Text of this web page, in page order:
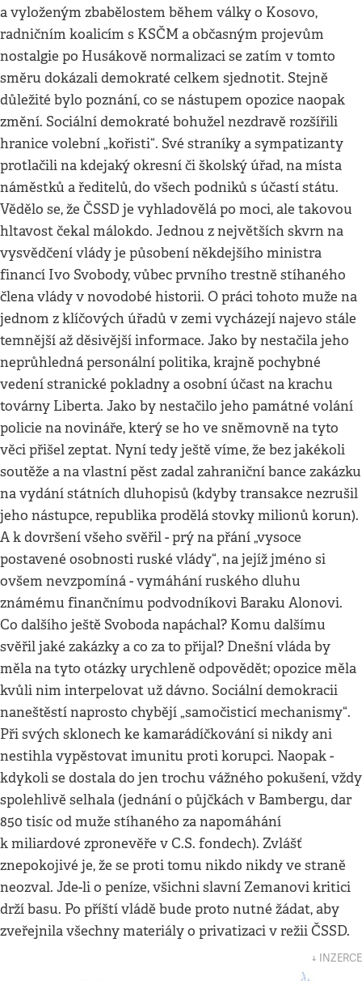
a vyloženým zbabělostem během války o Kosovo,
radničním koalicím s KSČM a občasným projevům
nostalgie po Husákově normalizaci se zatím v tomto
směru dokázali demokraté celkem sjednotit. Stejně
důležité bylo poznání, co se nástupem opozice naopak
změní. Sociální demokraté bohužel nezdravě rozšířili
hranice volební „kořisti“. Své straníky a sympatizanty
protlačili na kdejaký okresní či školský úřad, na místa
náměstků a ředitelů, do všech podniků s účastí státu.
Vědělo se, že ČSSD je vyhladovělá po moci, ale takovou
hltavost čekal málokdo. Jednou z největších skvrn na
vysvědčení vlády je působení někdejšího ministra
financí Ivo Svobody, vůbec prvního trestně stíhaného
člena vlády v novodobé historii. O práci tohoto muže na
jednom z klíčových úřadů v zemi vycházejí najevo stále
temnější až děsivější informace. Jako by nestačila jeho
neprůhledná personální politika, krajně pochybné
vedení stranické pokladny a osobní účast na krachu
továrny Liberta. Jako by nestačilo jeho památné volání
policie na novináře, který se ho ve sněmovně na tyto
věci přišel zeptat. Nyní tedy ještě víme, že bez jakékoli
soutěže a na vlastní pěst zadal zahraniční bance zakázku
na vydání státních dluhopisů (kdyby transakce nezrušil
jeho nástupce, republika prodělá stovky milionů korun).
A k dovršení všeho svěřil - prý na přání „vysoce
postavené osobnosti ruské vlády“, na jejíž jméno si
ovšem nevzpomíná - vymáhání ruského dluhu
známému finančnímu podvodníkovi Baraku Alonovi.
Co dalšího ještě Svoboda napáchal? Komu dalšímu
svěřil jaké zakázky a co za to přijal? Dnešní vláda by
měla na tyto otázky urychleně odpovědět; opozice měla
kvůli nim interpelovat už dávno. Sociální demokracii
naneštěstí naprosto chybějí „samočisticí mechanismy“.
Při svých sklonech ke kamarádíčkování si nikdy ani
nestihla vypěstovat imunitu proti korupci. Naopak -
kdykoli se dostala do jen trochu vážného pokušení, vždy
spolehlivě selhala (jednání o půjčkách v Bambergu, dar
850 tisíc od muže stíhaného za napomáhání
k miliardové zpronevěře v C.S. fondech). Zvlášť
znepokojivé je, že se proti tomu nikdo nikdy ve straně
neozval. Jde-li o peníze, všichni slavní Zemanovi kritici
drží basu. Po příští vládě bude proto nutné žádat, aby
zveřejnila všechny materiály o privatizaci v režii ČSSD.
↓ INZERCE